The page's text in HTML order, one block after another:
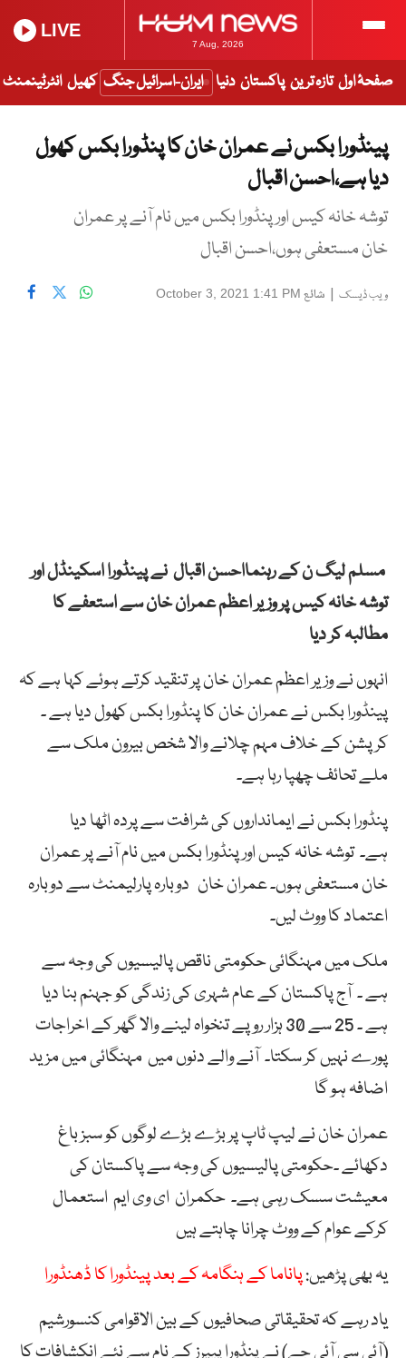
7 Aug, 2026
LIVE
صفحۂ اول تازہ ترین پاکستان دنیا ایران-اسرائیل جنگ کھیل انٹرٹینمنٹ
پینڈورا بکس نے عمران خان کا پنڈورا بکس کھول
دیا ہے،احسن اقبال
توشہ خانہ کیس اور پنڈورا بکس میں نام آنے پر عمران
خان مستعفی ہوں،احسن اقبال
ویب ڈیسک | شائع October 3, 2021 1:41 PM
مسلم لیگ ن کے رہنمااحسن اقبال نے پینڈورا اسکینڈل اور
توشہ خانہ کیس پر وزیر اعظم عمران خان سے استعفے کا
مطالبہ کر دیا
انہوں نے وزیر اعظم عمران خان پر تنقید کرتے ہوئے کہا ہے کہ
پینڈورا بکس نے عمران خان کا پنڈورا بکس کھول دیا ہے ۔
کرپشن کے خلاف مہم چلانے والا شخص بیرون ملک سے
ملے تحائف چھپا رہا ہے۔
پنڈورا بکس نے ایمانداروں کی شرافت سے پردہ اٹھا دیا
ہے۔ توشہ خانہ کیس اور پنڈورا بکس میں نام آنے پر عمران
خان مستعفی ہوں۔ عمران خان دوبارہ پارلیمنٹ سے دوبارہ
اعتماد کا ووٹ لیں۔
ملک میں مہنگائی حکومتی ناقص پالیسیوں کی وجہ سے
ہے ۔ آج پاکستان کے عام شہری کی زندگی کو جہنم بنا دیا
ہے ۔ 25 سے 30 ہزار روپے تنخواہ لینے والا گھر کے اخراجات
پورے نہیں کر سکتا۔ آنے والے دنوں میں مہنگائی میں مزید
اضافہ ہو گا
عمران خان نے لیپ ٹاپ پر بڑے بڑے لوگوں کو سبز باغ
دکھائے ۔حکومتی پالیسیوں کی وجہ سے پاکستان کی
معیشت سسک رہی ہے۔ حکمران ای وی ایم استعمال
کرکے عوام کے ووٹ چرانا چاہتے ہیں
یہ بھی پڑھیں:پاناما کے ہنگامہ کے بعد پینڈورا کا ڈھنڈورا
یاد رہے کہ تحقیقاتی صحافیوں کے بین الاقوامی کنسورشیم
(آئی سی آئی جے) نے پنڈورا پیپرز کے نام سے نئے انکشافات کا